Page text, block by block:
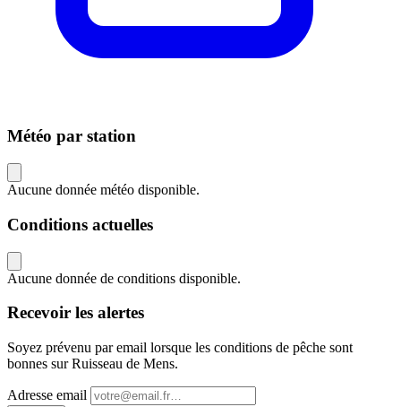
Météo par station
Aucune donnée météo disponible.
Conditions actuelles
Aucune donnée de conditions disponible.
Recevoir les alertes
Soyez prévenu par email lorsque les conditions de pêche sont
bonnes sur Ruisseau de Mens.
Adresse email